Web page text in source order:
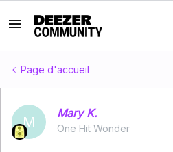
Page d'accueil
M
Mary K.
One Hit Wonder